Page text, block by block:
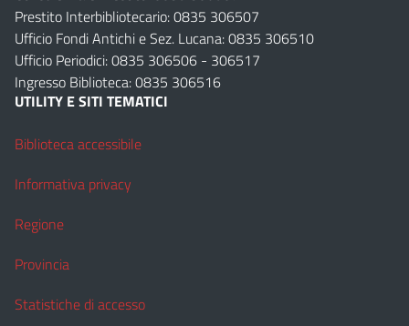
Prestito Interbibliotecario: 0835 306507
Ufficio Fondi Antichi e Sez. Lucana: 0835 306510
Ufficio Periodici: 0835 306506 - 306517
Ingresso Biblioteca: 0835 306516
UTILITY E SITI TEMATICI
Biblioteca accessibile
Informativa privacy
Regione
Provincia
Statistiche di accesso